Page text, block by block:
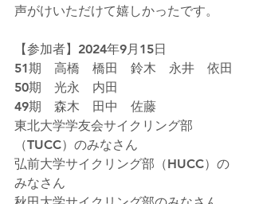
声がけいただけて嬉しかったです。
【参加者】2024年9月15日
51期　高橋　橋田　鈴木　永井　依田
50期　光永　内田
49期　森木　田中　佐藤
東北大学学友会サイクリング部
（TUCC）のみなさん
弘前大学サイクリング部（HUCC）の
みなさん